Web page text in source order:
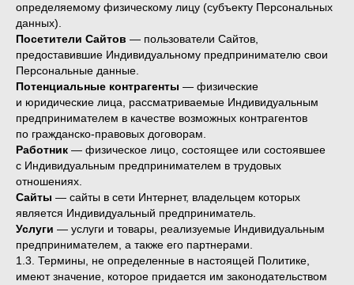
определяемому физическому лицу (субъекту Персональных
данных).
Посетители Сайтов — пользователи Сайтов,
предоставившие Индивидуальному предпринимателю свои
Персональные данные.
Потенциальные контрагенты — физические
и юридические лица, рассматриваемые Индивидуальным
предпринимателем в качестве возможных контрагентов
по гражданско-правовых договорам.
Работник — физическое лицо, состоящее или состоявшее
с Индивидуальным предпринимателем в трудовых
отношениях.
Сайты — сайты в сети Интернет, владельцем которых
является Индивидуальный предприниматель.
Услуги — услуги и товары, реализуемые Индивидуальным
предпринимателем, а также его партнерами.
1.3. Термины, не определенные в настоящей Политике,
имеют значение, которое придается им законодательством